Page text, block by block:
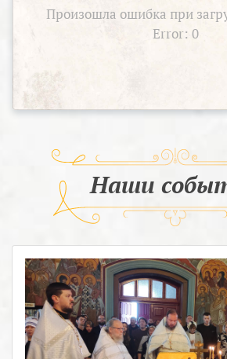
Произошла ошибка при
Error: 0
Наши